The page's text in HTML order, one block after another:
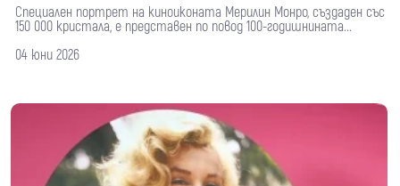
Специален портрет на киноиконата Мерилин Монро, създаден със
150 000 кристала, е представен по повод 100-годишнината...
04 юни 2026